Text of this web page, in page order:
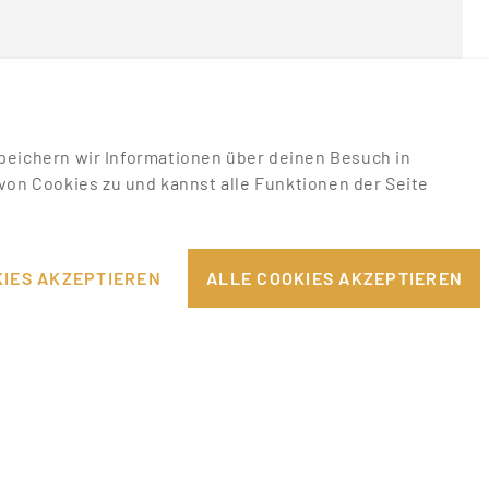
wir Informationen über deinen Besuch in
Cookies zu und kannst alle Funktionen der Seite
AKZEPTIEREN ALLE COOKIES AKZEPTIEREN